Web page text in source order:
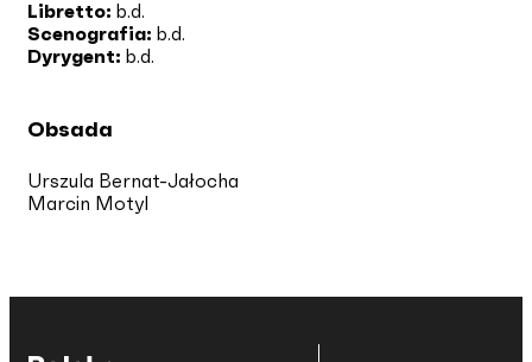
Libretto: b.d.
Scenografia: b.d.
Dyrygent: b.d.
Obsada
Urszula Bernat-Jałocha
Marcin Motyl